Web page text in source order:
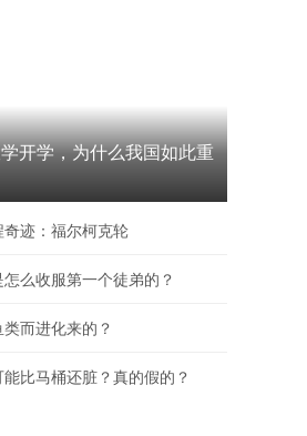
舀水
火，电池剧烈爆炸火花四溅
开学，为什么我国如此重
奇迹：福尔柯克轮
么收服第一个徒弟的？
类而进化来的？
比马桶还脏？真的假的？